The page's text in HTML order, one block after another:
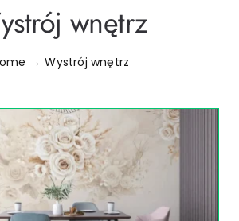
Uroda
Turystyka
Logistyka
Dietetyka
Finanse
wnętrz
Wystrój wnętrz